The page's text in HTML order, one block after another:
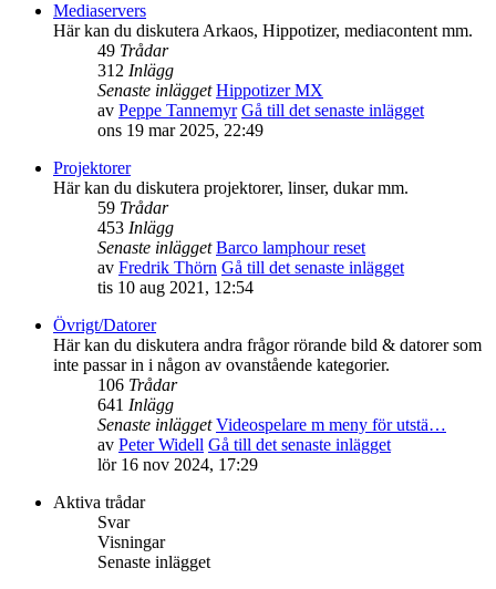
Mediaservers
Här kan du diskutera Arkaos, Hippotizer, mediacontent mm.
49 Trådar
312 Inlägg
Senaste inlägget Hippotizer MX
av Peppe Tannemyr Gå till det senaste inlägget
ons 19 mar 2025, 22:49
Projektorer
Här kan du diskutera projektorer, linser, dukar mm.
59 Trådar
453 Inlägg
Senaste inlägget Barco lamphour reset
av Fredrik Thörn Gå till det senaste inlägget
tis 10 aug 2021, 12:54
Övrigt/Datorer
Här kan du diskutera andra frågor rörande bild & datorer som
inte passar in i någon av ovanstående kategorier.
106 Trådar
641 Inlägg
Senaste inlägget Videospelare m meny för utstä…
av Peter Widell Gå till det senaste inlägget
lör 16 nov 2024, 17:29
Aktiva trådar
Svar
Visningar
Senaste inlägget